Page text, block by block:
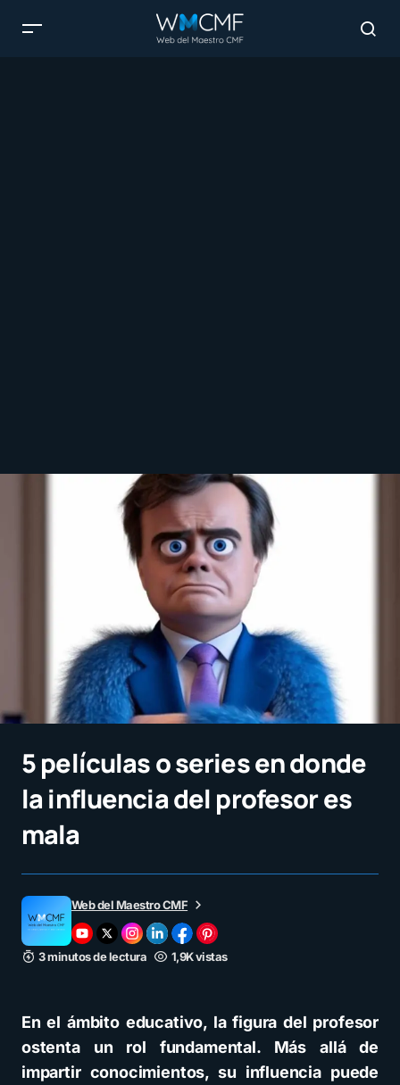
5 películas o series en donde
la influencia del profesor es
mala
Web del Maestro CMF
3 minutos de lectura 1,9K vistas
En el ámbito educativo, la figura del profesor
ostenta un rol fundamental. Más allá de
impartir conocimientos, su influencia puede